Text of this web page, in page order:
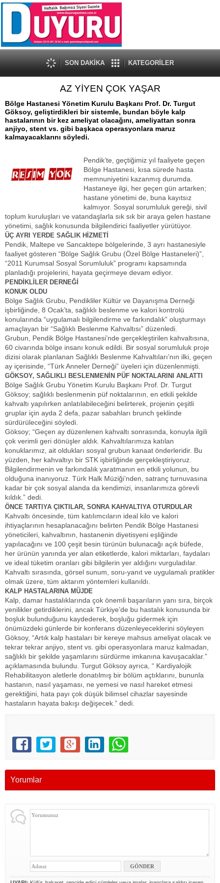
SON DAKİKA KATEGORİLER
AZ YİYEN ÇOK YAŞAR
Bölge Hastanesi Yönetim Kurulu Başkanı Prof. Dr. Turgut
Göksoy, geliştirdikleri bir sistemle, bundan böyle kalp
hastalarının bir kez ameliyat olacağını, ameliyattan sonra
anjiyo, stent vs. gibi başkaca operasyonlara maruz
kalmayacaklarını söyledi.
Pendik’te, geçtiğimiz yıl faaliyete geçen
Bölge Hastanesi, kısa sürede hasta
memnuniyetini kazanmış durumda.
Hastaneye ilgi, her geçen gün artarken;
hastane yönetimi de, buna kayıtsız
kalmıyor. Sosyal sorumluluk gereği, sivil
toplum kuruluşları ve vatandaşlarla sık sık bir araya gelen hastane
yönetimi, sağlık konusunda bilgilendirici faaliyetler yürütüyor.
ÜÇ AYRI YERDE SAĞLIK HİZMETİ
Pendik, Maltepe ve Sancaktepe bölgelerinde, 3 ayrı hastanesiyle
faaliyet gösteren “Bölge Sağlık Grubu (Özel Bölge Hastaneleri)”,
“2011 Kurumsal Sosyal Sorumluluk” programı kapsamında
planladığı projelerini, hayata geçirmeye devam ediyor.
PENDİKLİLER DERNEĞİ
KONUK OLDU
Bölge Sağlık Grubu, Pendikliler Kültür ve Dayanışma Derneği
işbirliğinde, 8 Ocak’ta, sağlıklı beslenme ve kalori kontrolü
konularında “uygulamalı bilgilendirme ve farkındalık” oluşturmayı
amaçlayan bir “Sağlıklı Beslenme Kahvaltısı” düzenledi.
Grubun, Pendik Bölge Hastanesi’nde gerçekleştirilen kahvaltısına,
60 civarında bölge insanı konuk edildi. Bir sosyal sorumluluk proje
dizisi olarak planlanan Sağlıklı Beslenme Kahvaltıları’nın ilki, geçen
ay içerisinde, “Türk Anneler Derneği” üyeleri için düzenlenmişti.
GÖKSOY, SAĞLIKLI BESLENMENİN PÜF NOKTALARINI ANLATTI
Bölge Sağlık Grubu Yönetim Kurulu Başkanı Prof. Dr. Turgut
Göksoy; sağlıklı beslenmenin püf noktalarının, en etkili şekilde
kahvaltı yapılırken anlatılabileceğini belirterek, projenin çeşitli
gruplar için ayda 2 defa, pazar sabahları brunch şeklinde
sürdürüleceğini söyledi.
Göksoy; “Geçen ay düzenlenen kahvaltı sonrasında, konuyla ilgili
çok verimli geri dönüşler aldık. Kahvaltılarımıza katılan
konuklarımız, ait oldukları sosyal grubun kanaat önderleridir. Bu
yüzden, her kahvaltıyı bir STK işbirliğinde gerçekleştiriyoruz.
Bilgilendirmenin ve farkındalık yaratmanın en etkili yolunun, bu
olduğuna inanıyoruz. Türk Halk Müziği’nden, satranç turnuvasına
kadar bir çok sosyal alanda da kendimizi, insanlarımıza görevli
kıldık.” dedi.
ÖNCE TARTIYA ÇIKTILAR, SONRA KAHVALTIYA OTURDULAR
Kahvaltı öncesinde, tüm katılımcıların ideal kilo ve kalori
ihtiyaçlarının hesaplanacağını belirten Pendik Bölge Hastanesi
yöneticileri, kahvaltının, hastanenin diyetisyeni eşliğinde
yapılacağını ve 100 çeşit besin türünün bulunacağı açık büfede,
her ürünün yanında yer alan etiketlerde, kalori miktarları, faydaları
ve ideal tüketim oranları gibi bilgilerin yer aldığını vurguladılar.
Kahvaltı sırasında, görsel sunum, soru-yanıt ve uygulamalı pratikler
olmak üzere, tüm aktarım yöntemleri kullanıldı.
KALP HASTALARINA MÜJDE
Kalp, damar hastalıklarında çok önemli başarıların yanı sıra, birçok
yenilikler getirdiklerini, ancak Türkiye’de bu hastalık konusunda bir
boşluk bulunduğunu kaydederek, boşluğu gidermek için
önümüzdeki günlerde bir konferans düzenleyeceklerini söyleyen
Göksoy, “Artık kalp hastaları bir kereye mahsus ameliyat olacak ve
tekrar tekrar anjiyo, stent vs. gibi operasyonlara maruz kalmadan,
sağlıklı bir şekilde yaşamlarını sürdürme imkanına kavuşacaklar.”
açıklamasında bulundu. Turgut Göksoy ayrıca, “ Kardiyalojik
Rehabilitasyon aletlerle donatılmış bir bölüm açtıklarını, bununla
hastanın, nasıl yaşaması, ne yemesi ve nasıl hareket etmesi
gerektiğini, hata payı çok düşük bilimsel cihazlar sayesinde
hastaların hayata bakışı değişecek.” dedi.
Yorumlar